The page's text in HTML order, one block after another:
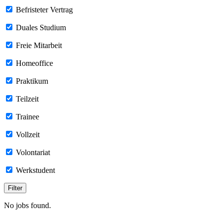
Befristeter Vertrag
Duales Studium
Freie Mitarbeit
Homeoffice
Praktikum
Teilzeit
Trainee
Vollzeit
Volontariat
Werkstudent
No jobs found.